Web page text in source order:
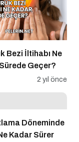
Bezi İltihabı Ne
Geçer?
2 yıl önce
Döneminde
Kadar Sürer
2 yıl önce